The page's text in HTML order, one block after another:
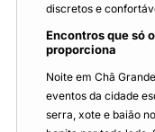
discretos e
Encontros que só o interior de Pernambuco
proporciona
Noite em Chã
eventos da cidade
serra, xote e baião